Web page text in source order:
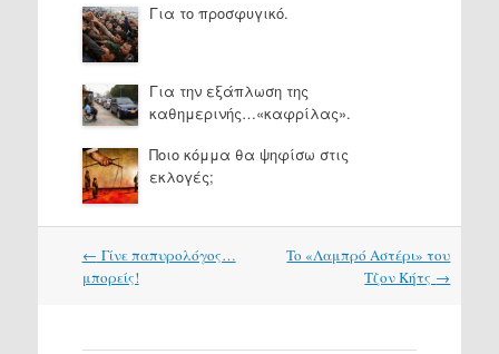
Για το προσφυγικό.
Για την εξάπλωση της
καθημερινής…«καφρίλας».
Ποιο κόμμα θα ψηφίσω στις
εκλογές;
Post
navigation
← Γίνε παπυρολόγος…
μπορείς!
To «Λαμπρό Αστέρι» του
Τζον Κήτς →